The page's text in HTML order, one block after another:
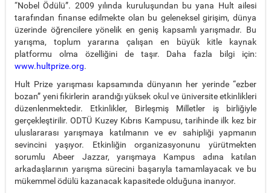
“Nobel Ödülü”. 2009 yılında kuruluşundan bu yana Hult ailesi
tarafından finanse edilmekte olan bu geleneksel girişim, dünya
üzerinde öğrencilere yönelik en geniş kapsamlı yarışmadır. Bu
yarışma, toplum yararına çalışan en büyük kitle kaynak
platformu olma özelliğini de taşır. Daha fazla bilgi için:
www.hultprize.org.
Hult Prize yarışması kapsamında dünyanın her yerinde “ezber
bozan” yeni fikirlerin arandığı yüksek okul ve üniversite etkinlikleri
düzenlenmektedir. Etkinlikler, Birleşmiş Milletler iş birliğiyle
gerçekleştirilir. ODTÜ Kuzey Kıbrıs Kampusu, tarihinde ilk kez bir
uluslararası yarışmaya katılmanın ve ev sahipliği yapmanın
sevincini yaşıyor. Etkinliğin organizasyonunu yürütmekten
sorumlu Abeer Jazzar, yarışmaya Kampus adına katılan
arkadaşlarının yarışma sürecini başarıyla tamamlayacak ve bu
mükemmel ödülü kazanacak kapasitede olduğuna inanıyor.